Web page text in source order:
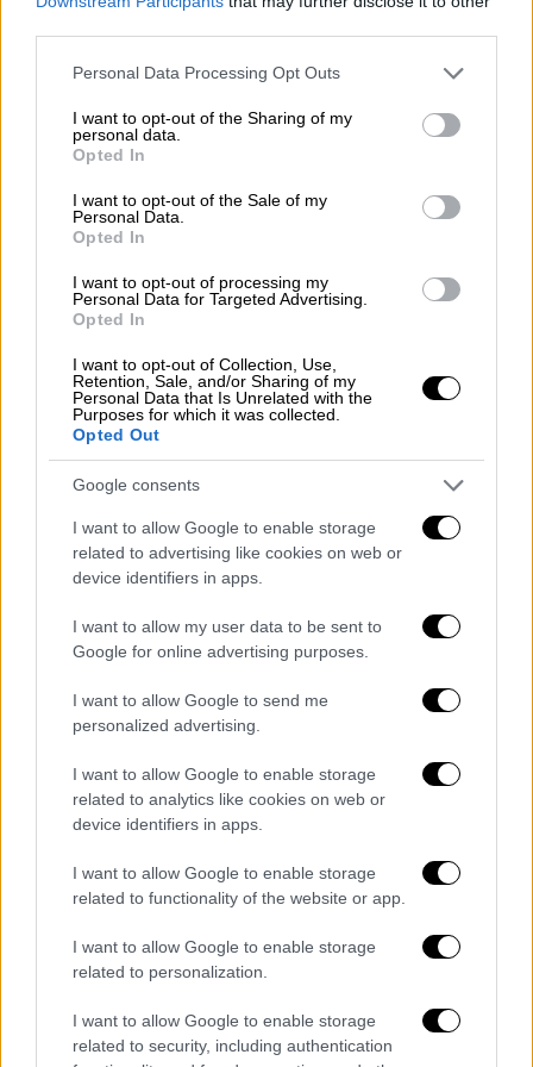
Please note that this website/app uses one or more Google
not limited to your visit or usage behaviour. You may click to
grant or deny consent to Google and its third-party tags to
use your data for below specified purposes in below Google
consent section.
Personal Data Processing Opt Outs
I want to opt-out of the Sharing of my
personal data.
Opted In
I want to opt-out of the Sale of my
Personal Data.
Opted In
I want to opt-out of processing my
Personal Data for Targeted Advertising.
Opted In
I want to opt-out of Collection, Use,
Retention, Sale, and/or Sharing of my
Personal Data that Is Unrelated with the
Purposes for which it was collected.
Opted Out
Google consents
I want to allow Google to enable storage
related to advertising like cookies on web or
device identifiers in apps.
I want to allow my user data to be sent to
Google for online advertising purposes.
I want to allow Google to send me
personalized advertising.
I want to allow Google to enable storage
related to analytics like cookies on web or
device identifiers in apps.
I want to allow Google to enable storage
related to functionality of the website or app.
I want to allow Google to enable storage
related to personalization.
I want to allow Google to enable storage
related to security, including authentication
δρομολογίων δημιουργούν εύλογη ανησυχία
για τις συνέπειες που θα προκύψουν για
τους εργαζόμενους, τις οικογένειές τους
της περιοχής.Αυτή τη στιγμή, το R.A.C.U.
ξεκινά σειρά παρεμβάσεων και
πρωτοβουλιών με στόχο την πλήρη
ενημέρωση των εργαζομένων, την
διασφάλιση της εργασιακής τους
προστασίας.
Το Σωματείο θα ζητήσει άμεσα επικοινωνία
με τη διοίκηση της εταιρείας και όλους τους
εμπλεκόμενους φορείς, επιδιώκοντας άμεσο
και ουσιαστικό διάλογο για το μέλλον των
εργαζομένων στη βάση της Θεσσαλονίκης.
Ξεκαθαρίζουμε ότι θα εξαντλήσουμε κάθε
περιθώριο συνεννόησης με τη διοίκηση της
Ryanair, με στόχο την εξεύρεση δίκαιων και
βιώσιμων λύσεων που θα διασφαλίζουν
τόσο τη συνέχιση της αεροπορικής
των θέσεων εργασίας.
Παράλληλα όμως,
το Σωματείο προχωρά σε
συντονισμό ενεργειών σε Ελλάδα και
εξωτερικό, με ελληνικά και ευρωπαϊκά
συνδικάτα, αξιοποιώντας κάθε δυνατότητα
θεσμικής, νομικής και συνδικαλιστικής
παρέμβασης που προβλέπεται από την
ελληνική, ευρωπαϊκή και διεθνή εργατική
νομοθεσία, προκειμένου να προστατευθούν
αποτελεσματικά τα δικαιώματα των
εργαζομένων.